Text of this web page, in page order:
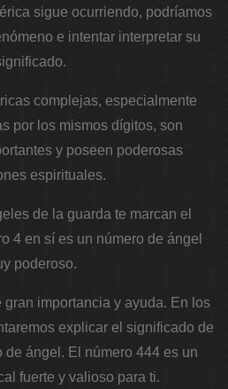
sigue ocurriendo, podríamos
e intentar interpretar su
complejas, especialmente
por los mismos dígitos, son
y poseen poderosas
espirituales.
de la guarda te marcan el
4 en sí es un número de ángel
poderoso.
gran importancia y ayuda. En los
explicar el significado de
de ángel. El número 444 es un
fuerte y valioso para ti.